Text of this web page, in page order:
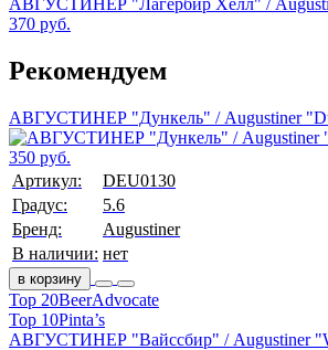
370 руб.
Рекомендуем
АВГУСТИНЕР "Дункель" / Augustiner
350 руб.
Артикул:
DEU0130
Градус:
5.6
Бренд:
Augustiner
В наличии: нет
в корзину
Top 20BeerAdvocate
Top 10Pinta’s
АВГУСТИНЕР "Вайссбир" / Augustiner